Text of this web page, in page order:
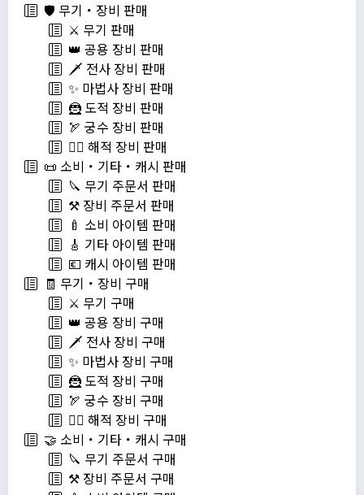
🛡️ 무기・장비 판매
⚔️ 무기 판매
👑 공용 장비 판매
🗡️ 전사 장비 판매
✨ 마법사 장비 판매
🦹 도적 장비 판매
🏹 궁수 장비 판매
🏴‍☠️ 해적 장비 판매
📜 소비・기타・캐시 판매
🔪 무기 주문서 판매
⚒️ 장비 주문서 판매
🍼 소비 아이템 판매
🎸 기타 아이템 판매
💶 캐시 아이템 판매
🧾 무기・장비 구매
⚔️ 무기 구매
👑 공용 장비 구매
🗡️ 전사 장비 구매
✨ 마법사 장비 구매
🦹 도적 장비 구매
🏹 궁수 장비 구매
🏴‍☠️ 해적 장비 구매
🤝 소비・기타・캐시 구매
🔪 무기 주문서 구매
⚒️ 장비 주문서 구매